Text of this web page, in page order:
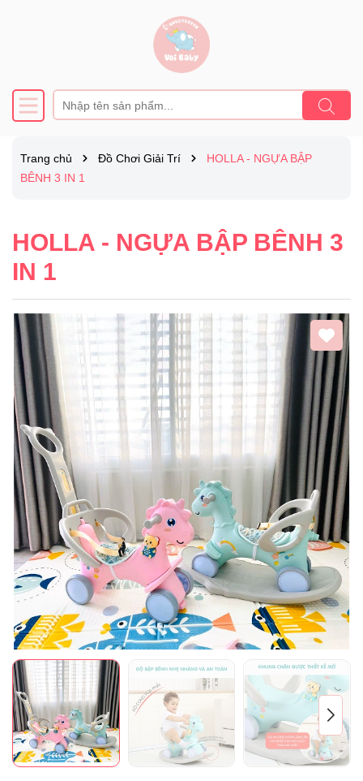
Trang chủ Đồ Chơi Giải Trí
HOLLA - NGỰA BẬP
BÊNH 3 IN 1
HOLLA - NGỰA BẬP BÊNH 3
IN 1
Mã giảm giá:
Ngày hết hạn:
Điều kiện: